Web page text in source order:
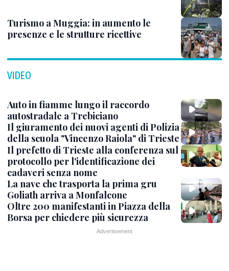
Turismo a Muggia: in aumento le
presenze e le strutture ricettive
VIDEO
Auto in fiamme lungo il raccordo
autostradale a Trebiciano
Il giuramento dei nuovi agenti di Polizia
della scuola "Vincenzo Raiola" di Trieste
Il prefetto di Trieste alla conferenza sul
protocollo per l'identificazione dei
cadaveri senza nome
La nave che trasporta la prima gru
Goliath arriva a Monfalcone
Oltre 200 manifestanti in Piazza della
Borsa per chiedere più sicurezza